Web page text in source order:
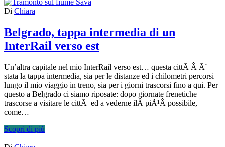
Di Chiara
Belgrado, tappa intermedia di un
InterRail verso est
Un’altra capitale nel mio InterRail verso est… questa cittÃ Â Ã¨
stata la tappa intermedia, sia per le distanze ed i chilometri percorsi
lungo il mio viaggio in treno, sia per i giorni trascorsi fino a qui. Per
questo a Belgrado ci siamo riposate: dopo giornate frenetiche
trascorse a visitare le cittÃ ed a vederne ilÂ piÃ¹Â possibile,
come…
Scopri di più